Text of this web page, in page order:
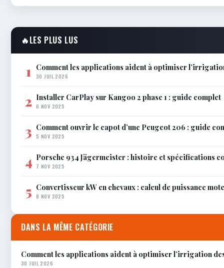
🔥LES PLUS LUS
1 Comment les applications aident à optimiser
30 JUIL 2026
2 Installer CarPlay sur Kangoo 2 phase 1 : guide complet
6 NOV 2025
3 Comment ouvrir le capot d’une Peugeot 206 : guide
5 NOV 2025
4 Porsche 934 Jägermeister : histoire et spécifications
7 NOV 2025
5 Convertisseur kW en chevaux : calcul de puissance
8 NOV 2025
DANS LA MÊME CATÉGORIE
Comment les applications aident à optimiser l’irrigation
30 JUIL 2026